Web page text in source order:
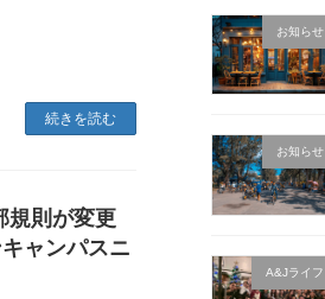
続きを読む
規則が変更
ャンパスニ
お知らせ
お知らせ
A&Jライフ